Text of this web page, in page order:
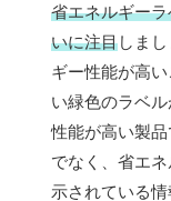
省エネルギー
いに注目しま
ギー性能が高
い緑色のラベ
性能が高い製
でなく、省エ
示されている